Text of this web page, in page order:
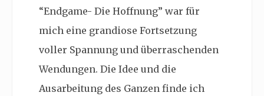
“Endgame- Die Hoffnung” war für
mich eine grandiose Fortsetzung
voller Spannung und überraschenden
Wendungen. Die Idee und die
Ausarbeitung des Ganzen finde ich